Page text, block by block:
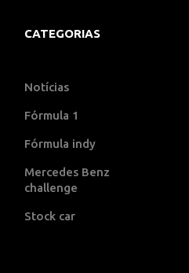
CATEGORIAS
Notícias
Fórmula 1
Fórmula indy
Mercedes Benz
challenge
Stock car